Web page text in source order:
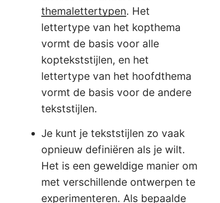
themalettertypen. Het
lettertype van het kopthema
vormt de basis voor alle
koptekststijlen, en het
lettertype van het hoofdthema
vormt de basis voor de andere
tekststijlen.
Je kunt je tekststijlen zo vaak
opnieuw definiëren als je wilt.
Het is een geweldige manier om
met verschillende ontwerpen te
experimenteren. Als bepaalde